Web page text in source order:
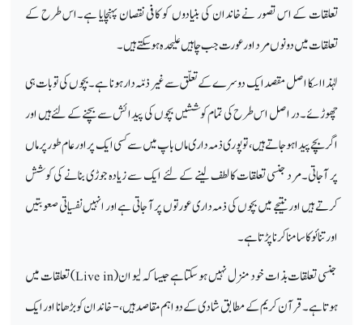
تعلقات کے اس تصور نے خاندان کی بنیادوں کو کافی نقصان پہنچایا ہے۔اس طرح کے
تعلقات میں دونوں مرد اور عورت جب چاہیں علیحدہ ہو سکتے ہیں۔
لہٰذا اسکا اصل مقصد ایک دوسرے کےتعلّق سے غیر ذمّہ دار ہو نا ہے ۔ بچوں کی تو بات ہی
چھوڑئے۔ در اصل اس طرح کی تمام کوششیں بچوں کی پیدا ئش سے بچنے کے لئے ہیں اور
اگر بچے پیداہو جاتے ہیں ، تو پوری ذمہ داری ماں باپ میں سے کسی ایک پر اور عام طور پر ماں
پر آجاتی۔مرد جنسی تعلقات کا لطف لینے کے لئے ایک سے زیادہ جوڑی بنانے کی کوشش
کرتے ہیں اور نتیجے میں بچوں کی ذمہ داری عورتوں پر آ جاتی ہے اور انہیں نفسیاتی صعوبتیں
اور تنائو کا سامنا کرنا پڑتا ہے۔
جنسی تعلقات بذات خود منزل نہیں ہو سکتا ہے جیسا کہ لیو ان (Live in) تعلقات میں
ہوتا ہے۔ قرآن کریم کے مطابق شادی کے دو اہم مقاصد ہیں ،- خاندان کو بڑھانا اور ایک